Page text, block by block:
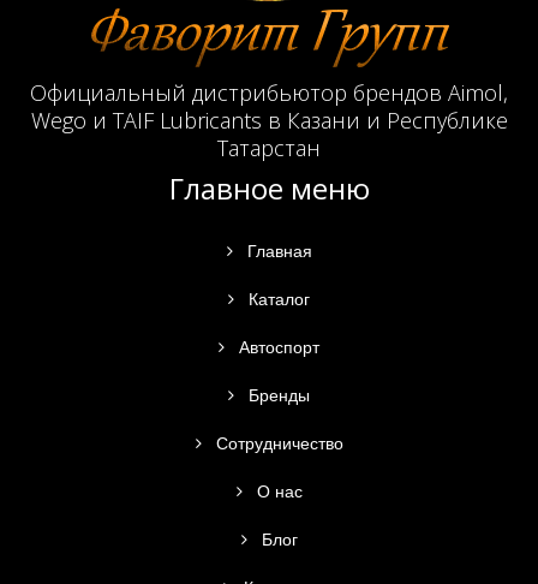
Официальный дистрибьютор брендов Aimol,
Wego и TAIF Lubricants в Казани и Республике
Татарстан
Главное меню
Главная
Каталог
Автоспорт
Бренды
Сотрудничество
О нас
Блог